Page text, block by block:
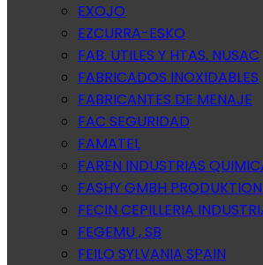
EXOJO
EZCURRA-ESKO
FAB. UTILES Y HTAS. NUSAC
FABRICADOS INOXIDABLES
FABRICANTES DE MENAJE
FAC SEGURIDAD
FAMATEL
FAREN INDUSTRIAS
FASHY GMBH
FECIN CEPILLERIA
FEGEMU , SB
FEILO SYLVANIA SPAIN